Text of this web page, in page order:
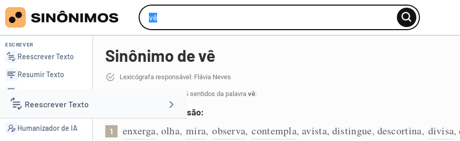
Reescrever Texto
Resumir Texto
ESCREVER
Reescrever Texto
Resumir Texto
Detector de IA
Humanizador de IA
Sinônimo de vê
Lexicógrafa responsável: Flávia Neves
para 16 sentidos da palavra vê:
Enxerga através da visão:
1 enxerga, olha, mira, observa, contempla,avista, distingue, descortina, divisa,